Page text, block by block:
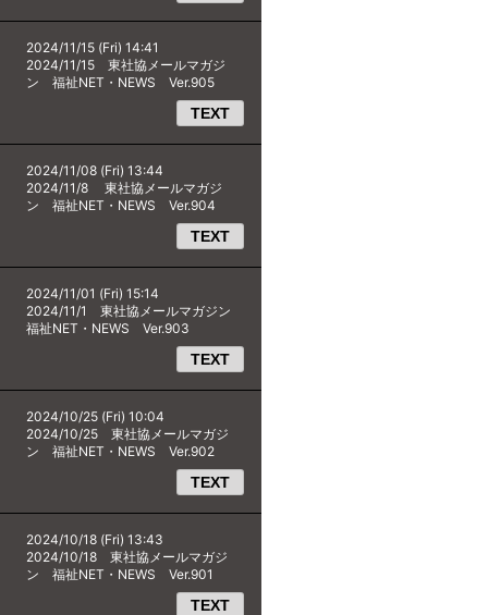
2024/11/15 (Fri) 14:41
2024/11/15 東社協メールマガジ
ン 福祉NET・NEWS Ver.905
TEXT
2024/11/08 (Fri) 13:44
2024/11/8 東社協メールマガジ
ン 福祉NET・NEWS Ver.904
TEXT
2024/11/01 (Fri) 15:14
2024/11/1 東社協メールマガジン
福祉NET・NEWS Ver.903
TEXT
2024/10/25 (Fri) 10:04
2024/10/25 東社協メールマガジ
ン 福祉NET・NEWS Ver.902
TEXT
2024/10/18 (Fri) 13:43
2024/10/18 東社協メールマガジ
ン 福祉NET・NEWS Ver.901
TEXT